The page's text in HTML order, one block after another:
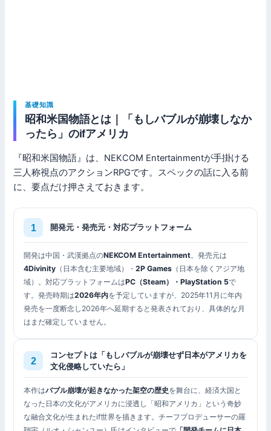
基礎知識
昭和米国物語とは｜「もしバブルが崩壊しなか
ったら」のifアメリカ
『昭和米国物語』は、NEKCOM Entertainmentが手掛ける
三人称視点のアクションRPGです。スペックの話に入る前
に、要点だけ押さえておきます。
開発元・発売元・対応プラットフォーム
開発は中国・武漢拠点のNEKCOM Entertainment。発売元は
4Divinity （日本含む主要地域）・2P Games （日本を除くアジア地
域）。対応プラットフォームはPC（Steam）・PlayStation 5で
す。発売時期は2026年内を予定していますが、2025年11月に年内
発売を一度断念し2026年へ延期すると発表されており、具体的な月
はまだ確定していません。
コンセプトは「もしバブルが崩壊せず日本がアメリカを
文化侵略していたら」
本作はバブル崩壊が起きなかった架空の歴史を舞台に、経済大国と
なった日本の文化がアメリカに浸透し「昭和アメリカ」という奇妙
な融合文化が生まれたif世界を描きます。チーフプロデューサーの羅